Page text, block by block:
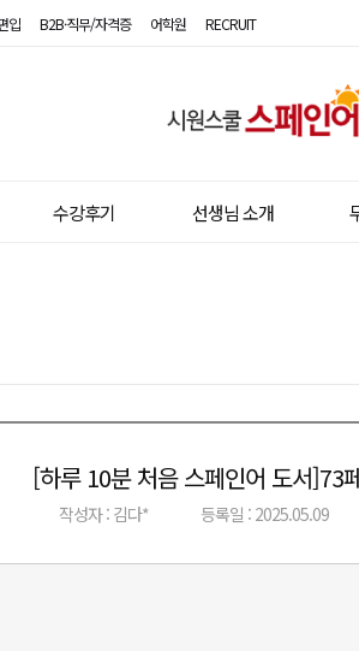
입 B2B·직무/자격증 어학원 RECRUIT
어
수강후기 선생님 소개
[하루 10분 처음 스페인어 도서]73
작성자 : 김다* 등록일 : 2025.05.09
이전글 다음글